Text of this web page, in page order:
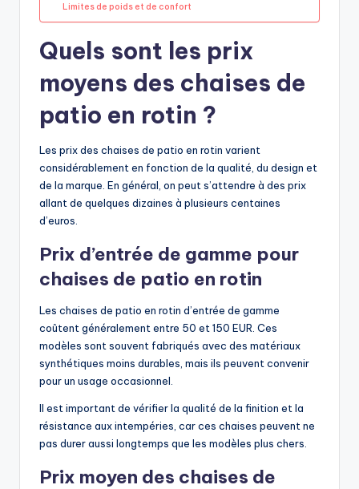
Limites de poids et de confort
Quels sont les prix
moyens des chaises de
patio en rotin ?
Les prix des chaises de patio en rotin varient
considérablement en fonction de la qualité, du design et
de la marque. En général, on peut s’attendre à des prix
allant de quelques dizaines à plusieurs centaines
d’euros.
Prix d’entrée de gamme pour
chaises de patio en rotin
Les chaises de patio en rotin d’entrée de gamme
coûtent généralement entre 50 et 150 EUR. Ces
modèles sont souvent fabriqués avec des matériaux
synthétiques moins durables, mais ils peuvent convenir
pour un usage occasionnel.
Il est important de vérifier la qualité de la finition et la
résistance aux intempéries, car ces chaises peuvent ne
pas durer aussi longtemps que les modèles plus chers.
Prix moyen des chaises de